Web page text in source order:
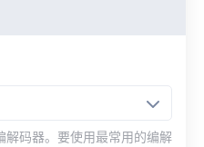
解码器。要使用最常用的编解